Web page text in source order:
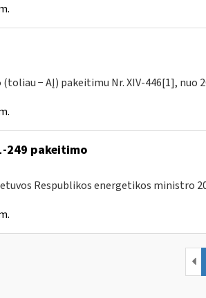
− AĮ) pakeitimu Nr. XIV-446[1], nuo
249 pakeitimo
Respublikos energetikos ministro